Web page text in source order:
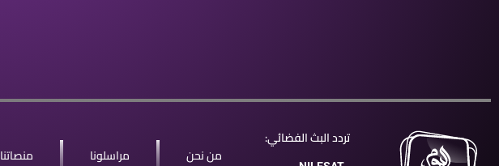
تردد البث الفضائي:
من نحن مراسلونا منصاتنا